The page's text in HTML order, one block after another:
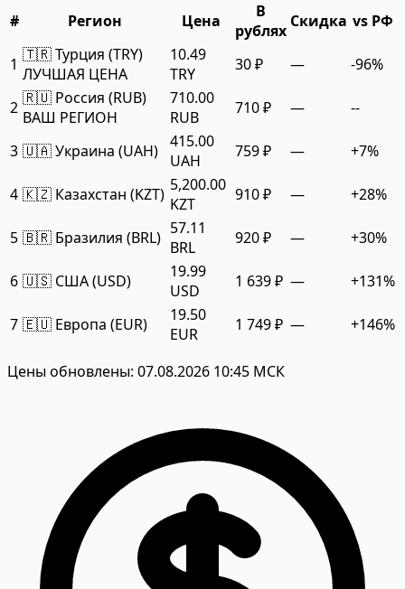
#
Регион Цена
В
рублях Скидка vs РФ
1 🇹🇷 Турция (TRY)
ЛУЧШАЯ ЦЕНА
10.49
TRY
30 ₽ — -96%
2 🇷🇺 Россия (RUB)
ВАШ РЕГИОН
710.00
RUB
710 ₽ — --
3 🇺🇦 Украина (UAH) 415.00
UAH
759 ₽ — +7%
4 🇰🇿 Казахстан (KZT) 5,200.00
KZT
910 ₽ — +28%
5 🇧🇷 Бразилия (BRL) 57.11
BRL
920 ₽ — +30%
6 🇺🇸 США (USD)
19.99
USD
1 639 ₽ — +131%
7 🇪🇺 Европа (EUR)
19.50
EUR
1 749 ₽ — +146%
Цены обновлены: 07.08.2026 10:45 МСК